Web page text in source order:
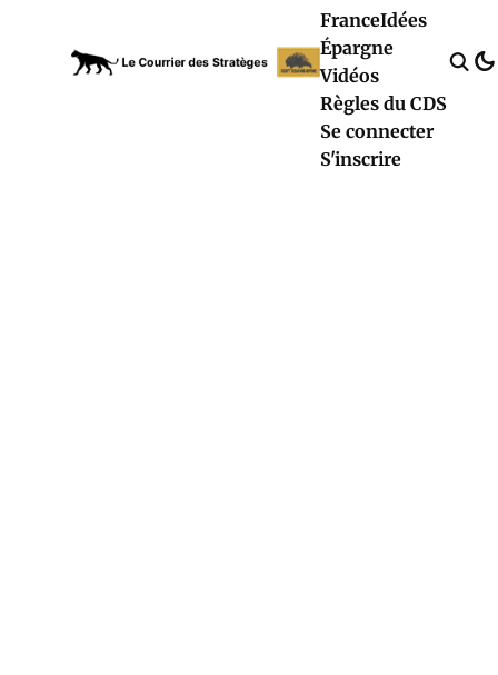
FranceIdées
Épargne
Vidéos
Règles du CDS
Se connecter
S'inscrire